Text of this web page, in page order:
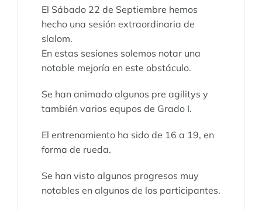
El Sábado 22 de Septiembre hemos
hecho una sesión extraordinaria de
slalom.
En estas sesiones solemos notar una
notable mejoría en este obstáculo.
Se han animado algunos pre agilitys y
también varios equpos de Grado I.
El entrenamiento ha sido de 16 a 19, en
forma de rueda.
Se han visto algunos progresos muy
notables en algunos de los participantes.